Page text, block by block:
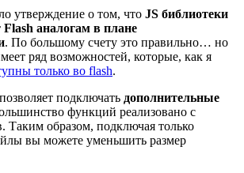
утверждение о том, что JS библиотеки
Flash аналогам в плане
. По большому счету это правильно… но
ряд возможностей, которые, как я
только во flash.
позволяет подключать дополнительные
функций реализовано с
образом, подключая только
вы можете уменьшить размер